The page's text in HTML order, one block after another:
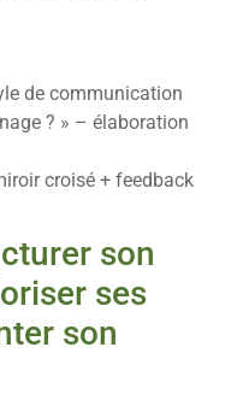
de communication
? » – élaboration
croisé + feedback
son
ses
son